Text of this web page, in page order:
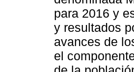
para 2016 y
y resultados
avances de
el